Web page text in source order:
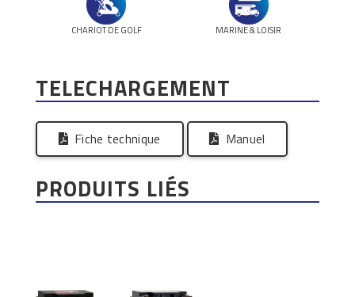
CHARIOT DE GOLF MARINE & LOISIR
TELECHARGEMENT
Fiche technique Manuel
PRODUITS LIÉS